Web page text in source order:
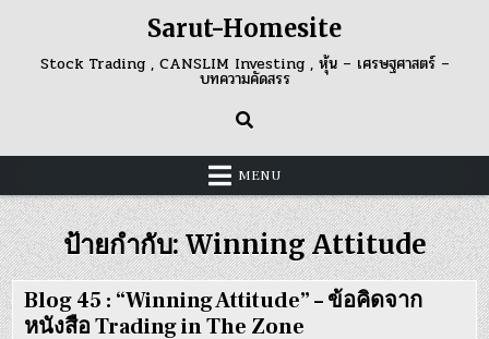
content
Sarut-Homesite
Stock Trading , CANSLIM Investing , หุ้น – เศรษฐศาสตร์ –
บทความคัดสรร
MENU
ป้ายกำกับ:Winning Attitude
Blog 45 : “Winning Attitude” – ข้อคิดจาก
หนังสือ Trading in The Zone